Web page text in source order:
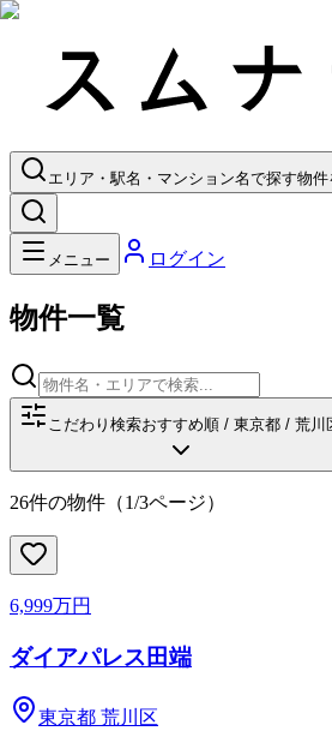
エリア・駅名・マンション名で探す物件
メニュー ログイン
物件一覧
こだわり検索おすすめ順 / 東京都 / 荒川
26件の物件 （1/3ページ）
6,999万円
ダイアパレス田端
東京都 荒川区